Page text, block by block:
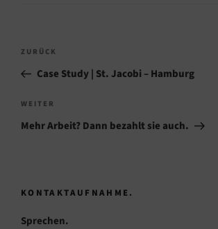
Beitragsnavigation
Vorheriger
Beitrag
ZURÜCK
Case Study | St. Jacobi – Hamburg
Nächster
Beitrag
WEITER
Mehr Arbeit? Dann bezahlt sie auch.
KONTAKTAUFNAHME.
Sprechen.